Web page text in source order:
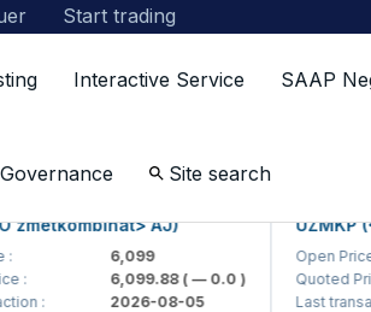
Start trading
Interactive Service SAAP
Site search
AJ)
6,099
6,099.88( — 0.0 )
2026-08-05
UZMKP
Open Price :
Quoted Price :
Last transaction